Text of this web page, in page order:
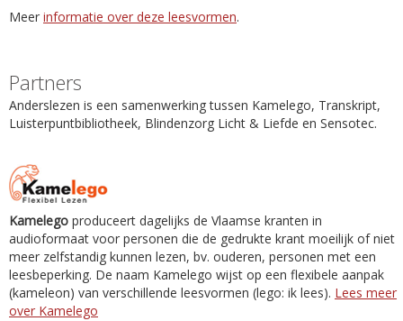
Meer informatie over deze leesvormen.
Partners
Anderslezen is een samenwerking tussen Kamelego, Transkript,
Luisterpuntbibliotheek, Blindenzorg Licht & Liefde en Sensotec.
Kamelego produceert dagelijks de Vlaamse kranten in
audioformaat voor personen die de gedrukte krant moeilijk of niet
meer zelfstandig kunnen lezen, bv. ouderen, personen met een
leesbeperking. De naam Kamelego wijst op een flexibele aanpak
(kameleon) van verschillende leesvormen (lego: ik lees). Lees meer
over Kamelego